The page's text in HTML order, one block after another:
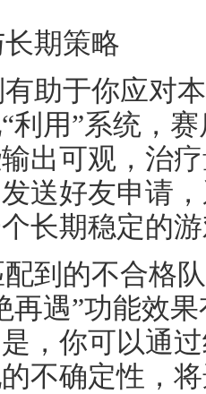
期策略
助于你应对
利用”系统，
出可观，治
送好友申请
长期稳定的
到的不合格
再遇”功能效
，你可以通
不确定性，